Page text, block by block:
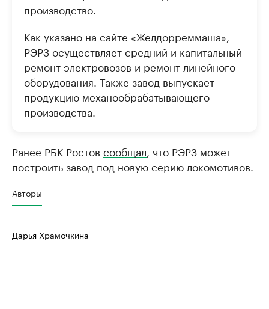
производство.
Как указано на сайте «Желдорреммаша»,
РЭРЗ осуществляет средний и капитальный
ремонт электровозов и ремонт линейного
оборудования. Также завод выпускает
продукцию механообрабатывающего
производства.
Ранее РБК Ростов сообщал , что РЭРЗ может
построить завод под новую серию локомотивов.
Авторы
Дарья Храмочкина